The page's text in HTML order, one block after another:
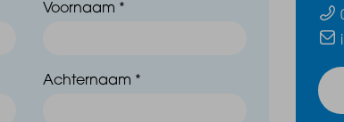
Voornaam *
Achternaam *